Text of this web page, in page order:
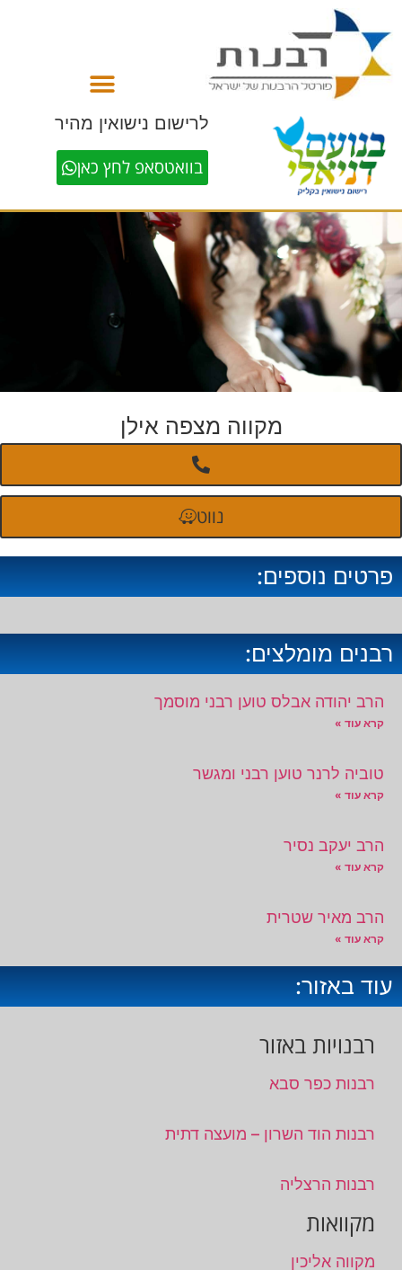
לרישום נישואין מהיר
בוואטסאפ לחץ כאן
מקווה מצפה אילן
נווט
פרטים נוספים:
רבנים מומלצים:
הרב יהודה אבלס טוען רבני מוסמך
קרא עוד »
טוביה לרנר טוען רבני ומגשר
קרא עוד »
הרב יעקב נסיר
קרא עוד »
הרב מאיר שטרית
קרא עוד »
עוד באזור:
רבנויות באזור
רבנות כפר סבא
רבנות הוד השרון – מועצה דתית
רבנות הרצליה
מקוואות
מקווה אליכין